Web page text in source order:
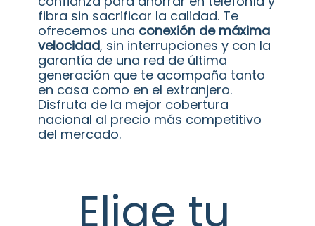
fibra sin sacrificar la calidad. Te
ofrecemos una conexión de máxima
velocidad, sin interrupciones y con la
garantía de una red de última
generación que te acompaña tanto
en casa como en el extranjero.
Disfruta de la mejor cobertura
nacional al precio más competitivo
del mercado.
Elige tu